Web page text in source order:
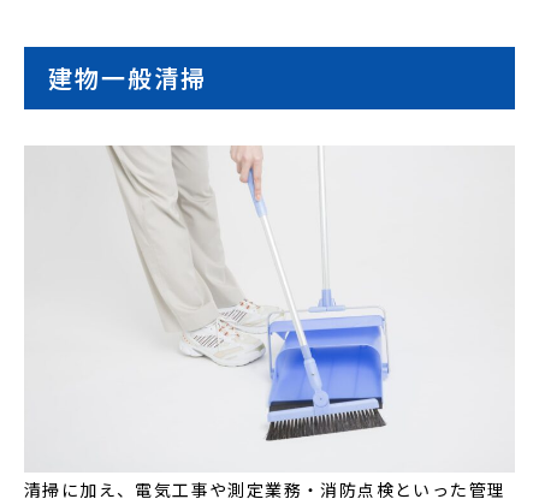
建物一般清掃
清掃に加え、電気工事や測定業務・消防点検といった管理